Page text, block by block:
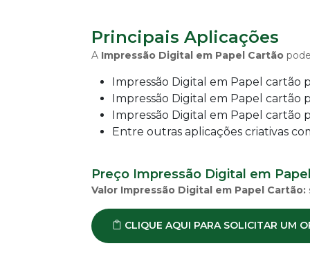
CENTRALIZADO
ESTAMPARIA
Principais Aplicações
A Impressão Digital em Papel Cartão
Impressão Digital em Papel cartão
Impressão Digital em Papel cartão
Impressão Digital em Papel cartão
Entre outras aplicações criativas
Preço Impressão Digital em
Valor Impressão Digital em Papel Cartão:
CLIQUE AQUI PARA SOLICITAR UM